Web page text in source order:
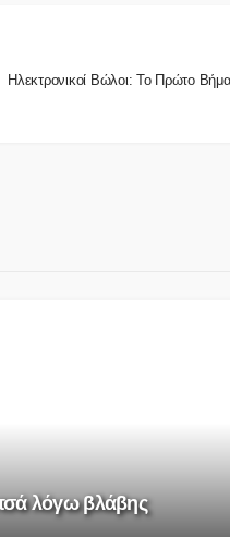
Ηλεκτρονικοί Βώλοι: Το Πρώτο
λόγω βλάβης